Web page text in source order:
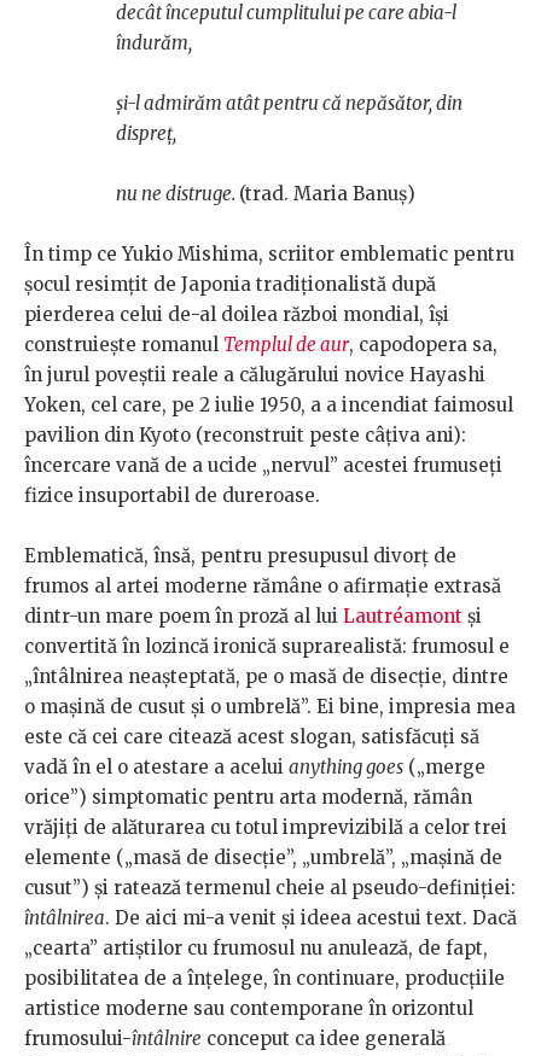
decât începutul cumplitului pe care abia-l
îndurăm,
şi-l admirăm atât pentru că nepăsător, din
dispreţ,
nu ne distruge. (trad. Maria Banuş)
În timp ce Yukio Mishima, scriitor emblematic pentru
şocul resimţit de Japonia tradiţionalistă după
pierderea celui de-al doilea război mondial, îşi
construieşte romanul Templul de aur, capodopera sa,
în jurul poveştii reale a călugărului novice Hayashi
Yoken, cel care, pe 2 iulie 1950, a a incendiat faimosul
pavilion din Kyoto (reconstruit peste câţiva ani):
încercare vană de a ucide „nervul” acestei frumuseţi
fizice insuportabil de dureroase.
Emblematică, însă, pentru presupusul divorţ de
frumos al artei moderne rămâne o afirmaţie extrasă
dintr-un mare poem în proză al lui Lautréamont şi
convertită în lozincă ironică suprarealistă: frumosul e
„întâlnirea neaşteptată, pe o masă de disecţie, dintre
o maşină de cusut şi o umbrelă”. Ei bine, impresia mea
este că cei care citează acest slogan, satisfăcuţi să
vadă în el o atestare a acelui anything goes („merge
orice”) simptomatic pentru arta modernă, rămân
vrăjiţi de alăturarea cu totul imprevizibilă a celor trei
elemente („masă de disecţie”, „umbrelă”, „maşină de
cusut”) şi ratează termenul cheie al pseudo-definiţiei:
întâlnirea. De aici mi-a venit şi ideea acestui text. Dacă
„cearta” artiştilor cu frumosul nu anulează, de fapt,
posibilitatea de a înţelege, în continuare, producţiile
artistice moderne sau contemporane în orizontul
frumosului-întâlnire conceput ca idee generală